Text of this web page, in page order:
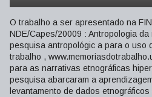
O trabalho a ser apresentado na
NDE/Capes/20009 : Antropologia
pesquisa antropológic a para o uso
trabalho ,
para as narrativas etnográficas
pesquisa abarcaram a
levantamento de dados